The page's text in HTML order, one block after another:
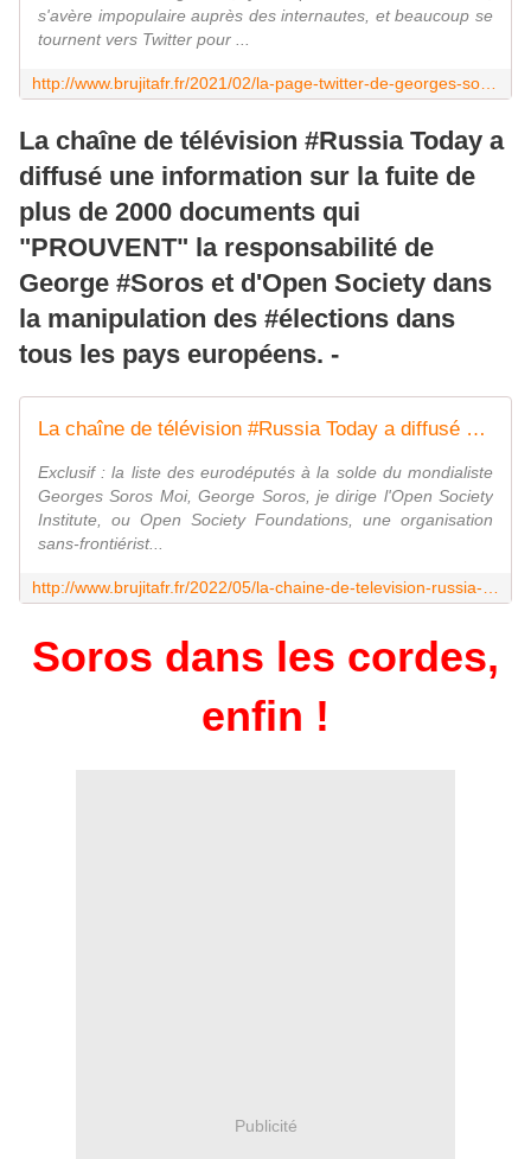
s'avère impopulaire auprès des internautes, et beaucoup se
tournent vers Twitter pour ...
La chaîne de télévision #Russia Today a
diffusé une information sur la fuite de
plus de 2000 documents qui
"PROUVENT" la responsabilité de
George #Soros et d'Open Society dans
la manipulation des #élections dans
tous les pays européens. -
La chaîne de télévision #Russia Today a diffusé une information sur la fuite de plus de 2000 documents qui "PROUVENT" la responsabilité de George #Soros et d'Open Society dans la manipulation des #élections dans tous les pays européens. - MOINS de BIENS PLUS de LIENS
Exclusif : la liste des eurodéputés à la solde du mondialiste
Georges Soros Moi, George Soros, je dirige l'Open Society
Institute, ou Open Society Foundations, une organisation
sans-frontiérist...
Soros dans les cordes,
enfin !
Publicité